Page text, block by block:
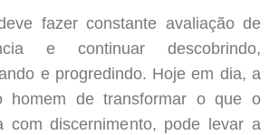
fazer constante avaliação de
e continuar descobrindo,
e progredindo. Hoje em dia, a
homem de transformar o que o
com discernimento, pode levar a